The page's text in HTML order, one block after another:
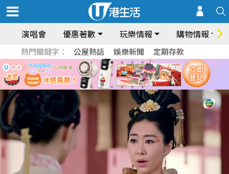
演唱會 優惠著數 玩樂情報 購物情報
熱門關鍵字： 公屋熱話 娛樂新聞 定期存款